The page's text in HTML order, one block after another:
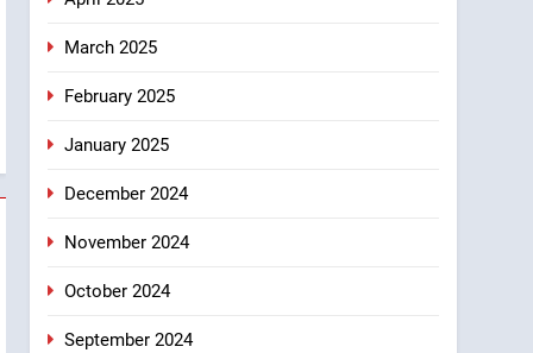
March 2025
February 2025
January 2025
December 2024
November 2024
October 2024
September 2024